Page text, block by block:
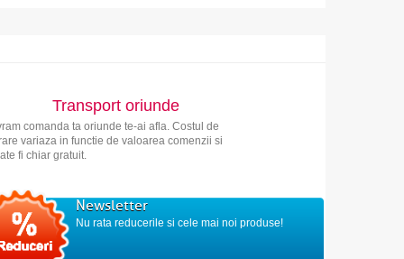
Transport oriunde
comanda ta oriunde te-ai afla. Costul de
variaza in functie de valoarea comenzii si
fi chiar gratuit.
Newsletter
Nu rata reducerile si cele mai noi produse!